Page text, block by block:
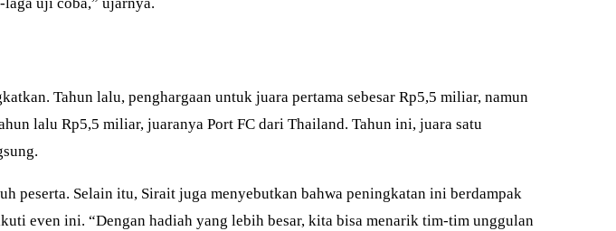
Tahun lalu, penghargaan untuk juara pertama sebesar Rp5,5 miliar, namun
lalu Rp5,5 miliar, juaranya Port FC dari Thailand. Tahun ini, juara satu
peserta. Selain itu, Sirait juga menyebutkan bahwa peningkatan ini berdampak
even ini. “Dengan hadiah yang lebih besar, kita bisa menarik tim-tim unggulan